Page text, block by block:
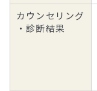
カウンセリング
・診断結果